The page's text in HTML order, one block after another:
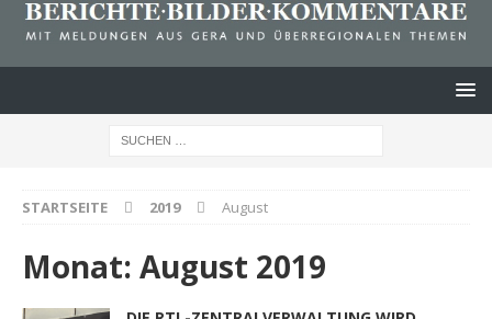
STARTSEITE 2019 August
Monat: August 2019